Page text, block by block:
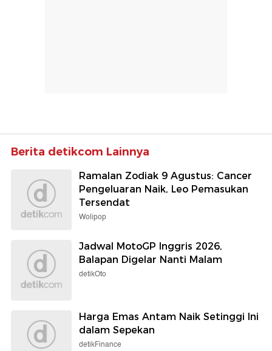
Berita detikcom Lainnya
Ramalan Zodiak 9 Agustus: Cancer
Pengeluaran Naik, Leo Pemasukan
Tersendat
Wolipop
Jadwal MotoGP Inggris 2026,
Balapan Digelar Nanti Malam
detikOto
Harga Emas Antam Naik Setinggi Ini
dalam Sepekan
detikFinance